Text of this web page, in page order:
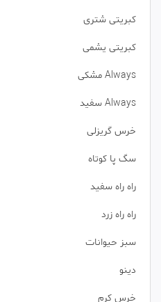
کبریتی شتری
کبریتی یشمی
Always مشکی
Always سفید
خرس گریزلی
سگ پا کوتاه
راه راه سفید
راه راه زرد
سبز حیوانات
دینو
خرس کرم